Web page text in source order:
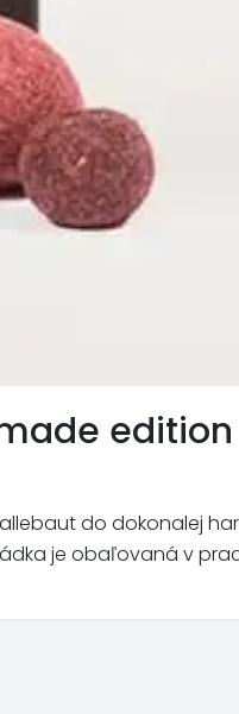
edition
do dokonalej
je obaľovaná v